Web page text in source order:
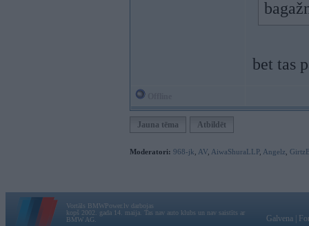
bet tas
Jauna tēma Atbildēt
Moderatori: 968-jk AV AiwaShuraLLP, Angelz
Vortāls BMWPower.lv darbojas
kopš 2002. gada 14. maija. Tas nav auto klubs un nav saistīts ar
BMW AG.
Galvena